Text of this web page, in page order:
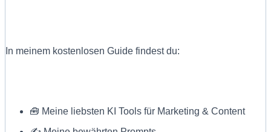
In meinem kostenlosen Guide findest du:
🧰 Meine liebsten KI Tools für Marketing & Content